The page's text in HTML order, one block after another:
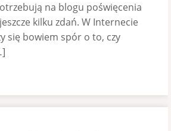
na blogu poświęcenia
kilku zdań. W Internecie
się bowiem spór o to, czy